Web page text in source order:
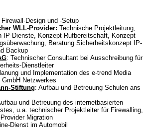
Firewall-Design und -Setup
WLL-Provider: Technische Projektleitung,
IP-Dienste, Konzept Rufbereitschaft, Konzept
Beratung Sicherheitskonzept IP-
Backup
: Technischer Consultant bei Ausschreibung für
Dienstleiter
und Implementation des e-trend Media
GmbH Netzwerkes
Stiftung: Aufbau und Betreuung Schulen ans
und Betreuung des internetbasierten
u.a. technischer Projektleiter für Firewalling,
Migration
Dienst im Automobil